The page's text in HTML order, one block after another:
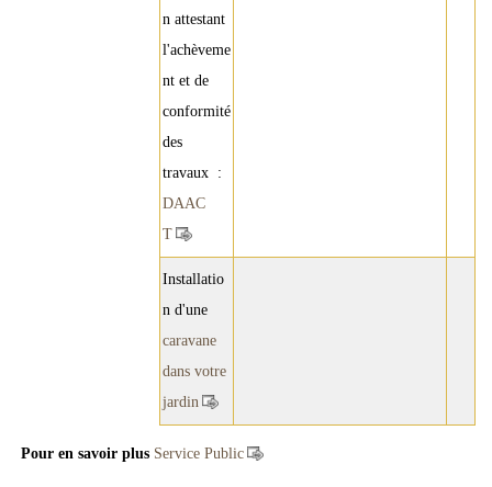
n attestant
l'achèveme
nt et de
conformité
des
travaux :
DAAC
T
Installatio
n d'une
caravane
dans votre
jardin
Pour en savoir plus Service Public